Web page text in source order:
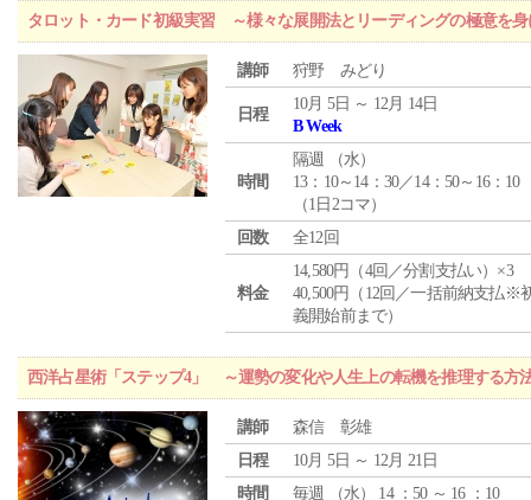
タロット・カード初級実習 ～様々な展開法とリーディングの極意を身
講師 狩野 みどり
日程
10月 5日 ～ 12月 14日
B Week
時間
隔週 （水）
13：10～14：30／14：50～16：10
（1日2コマ）
回数
全12回
料金
14,580円（4回／分割支払い）×3
40,500円（12回／一括前納支払※
義開始前まで）
西洋占星術「ステップ4」 ～運勢の変化や人生上の転機を推理する方
講師
森信 彰雄
日程
10月 5日 ～ 12月 21日
時間
毎週 （水） 14 ：50 ～ 16 ：10